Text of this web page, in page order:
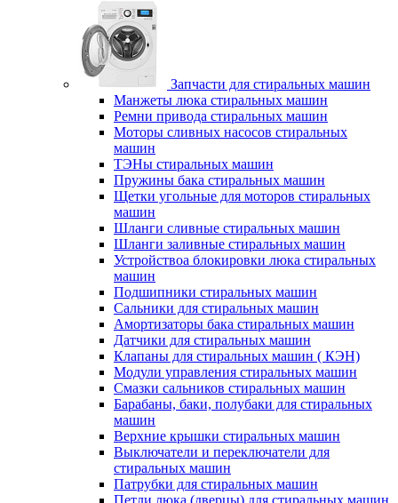
Запчасти для стиральных машин
Манжеты люка стиральных машин
Ремни привода стиральных машин
Моторы сливных насосов стиральных
машин
ТЭНы стиральных машин
Пружины бака стиральных машин
Щетки угольные для моторов стиральных
машин
Шланги сливные стиральных машин
Шланги заливные стиральных машин
Устройствоа блокировки люка стиральных
машин
Подшипники стиральных машин
Сальники для стиральных машин
Амортизаторы бака стиральных машин
Датчики для стиральных машин
Клапаны для стиральных машин ( КЭН)
Модули управления стиральных машин
Смазки сальников стиральных машин
Барабаны, баки, полубаки для стиральных
машин
Верхние крышки стиральных машин
Выключатели и переключатели для
стиральных машин
Патрубки для стиральных машин
Петли люка (дверцы) для стиральных машин